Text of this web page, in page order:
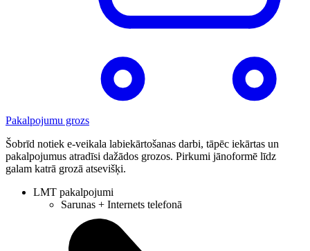
Pakalpojumu grozs
Šobrīd notiek e-veikala labiekārtošanas darbi, tāpēc iekārtas un
pakalpojumus atradīsi dažādos grozos. Pirkumi jānoformē līdz
galam katrā grozā atsevišķi.
LMT pakalpojumi
Sarunas + Internets telefonā